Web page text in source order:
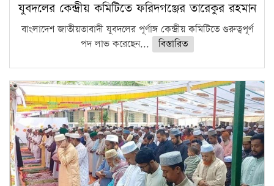
যুবদলের কেন্দ্রীয় কমিটিতে ফরিদগঞ্জের তারেকুর রহমান
বাংলাদেশ জাতীয়তাবাদী যুবদলের পূর্ণাঙ্গ কেন্দ্রীয় কমিটিতে গুরুত্বপূর্ণ
পদ লাভ করেছেন...
বিস্তারিত